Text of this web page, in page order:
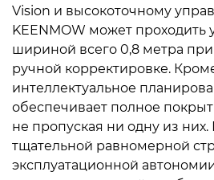
Vision и высокоточному
KEENMOW может проходить
шириной всего 0,8 метра
ручной корректировке.
интеллектуальное
обеспечивает полное
не пропуская ни одну из них.
тщательной равномерной
эксплуатационной